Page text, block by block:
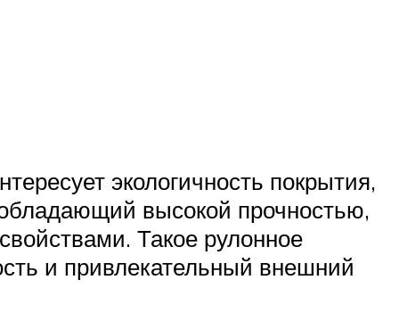
экологичность покрытия,
высокой прочностью,
Такое рулонное
и привлекательный внешний